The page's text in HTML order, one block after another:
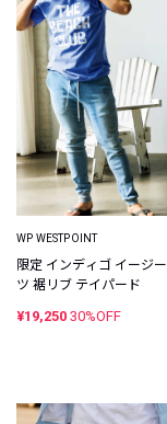
WP WESTPOINT
限定 インディゴ イージー デニムパン
ツ 裾リブ テイパード
¥19,250 30%OFF